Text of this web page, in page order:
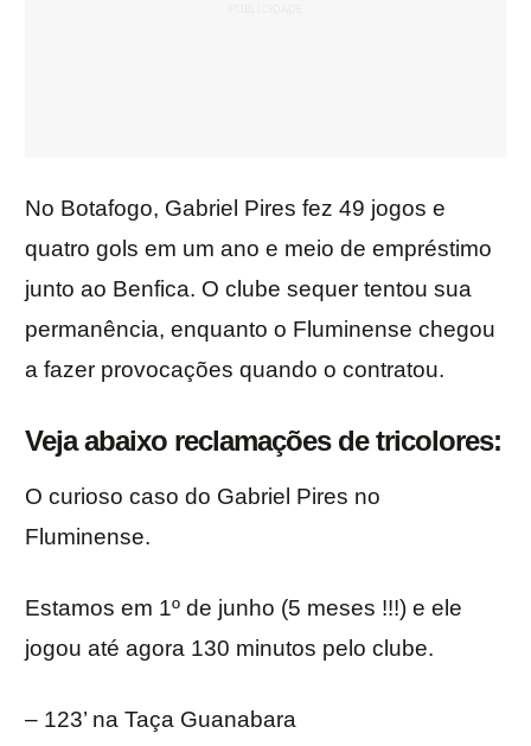
No Botafogo, Gabriel Pires fez 49 jogos e
quatro gols em um ano e meio de empréstimo
junto ao Benfica. O clube sequer tentou sua
permanência, enquanto o Fluminense chegou
a fazer provocações quando o contratou.
Veja abaixo reclamações de tricolores:
O curioso caso do Gabriel Pires no
Fluminense.
Estamos em 1º de junho (5 meses !!!) e ele
jogou até agora 130 minutos pelo clube.
– 123’ na Taça Guanabara